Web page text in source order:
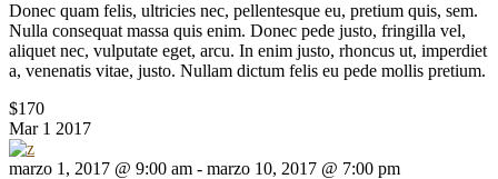
Donec quam felis, ultricies nec, pellentesque eu, pretium quis, sem.
Nulla consequat massa quis enim. Donec pede justo, fringilla vel,
aliquet nec, vulputate eget, arcu. In enim justo, rhoncus ut, imperdiet
a, venenatis vitae, justo. Nullam dictum felis eu pede mollis pretium.
$170
Mar 1 2017
marzo 1, 2017 @ 9:00 am - marzo 10, 2017 @ 7:00 pm